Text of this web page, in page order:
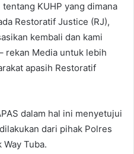
KUHP yang dimana
Restoratif Justice (RJ),
kembali dan kami
rekan Media untuk lebih
apasih Restoratif
dalam hal ini menyetujui
dari pihak Polres
Tuba.